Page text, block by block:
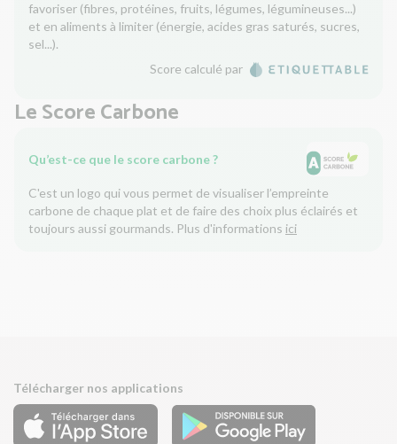
favoriser (fibres, protéines, fruits, légumes, légumineuses...)
et en aliments à limiter (énergie, acides gras saturés, sucres,
sel...).
Score calculé par
Le Score Carbone
Qu’est-ce que le score carbone ?
C'est un logo qui vous permet de visualiser l’empreinte
carbone de chaque plat et de faire des choix plus éclairés et
toujours aussi gourmands. Plus d'informations ici
Télécharger nos applications